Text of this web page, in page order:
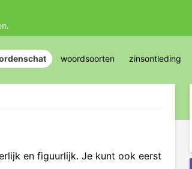
woordsoorten zinsontleding
en figuurlijk. Je kunt ook eerst